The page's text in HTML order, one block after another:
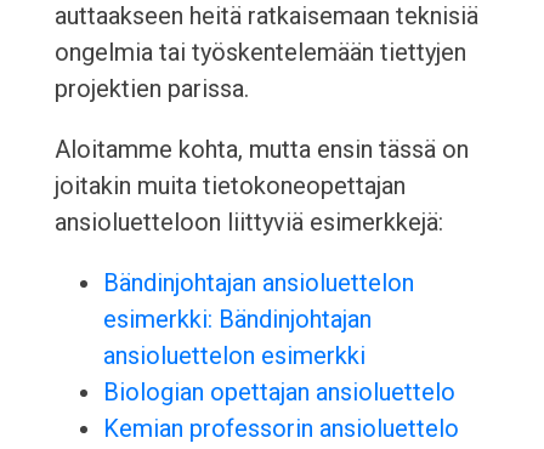
auttaakseen heitä ratkaisemaan teknisiä
ongelmia tai työskentelemään tiettyjen
projektien parissa.
Aloitamme kohta, mutta ensin tässä on
joitakin muita tietokoneopettajan
ansioluetteloon liittyviä esimerkkejä:
Bändinjohtajan ansioluettelon
esimerkki: Bändinjohtajan
ansioluettelon esimerkki
Biologian opettajan ansioluettelo
Kemian professorin ansioluettelo